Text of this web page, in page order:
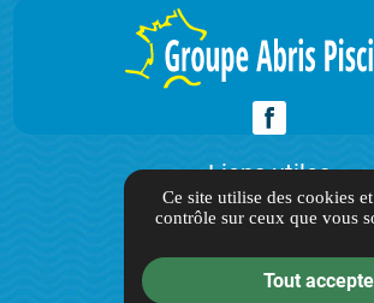
Liens utiles
Guide local
Informations
Mentions légales
Ce site utilise des cookies
contrôle sur ceux que vous
Tout